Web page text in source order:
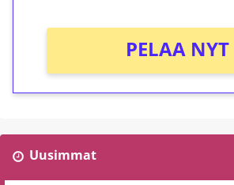
PELAA NYT
Uusimmat